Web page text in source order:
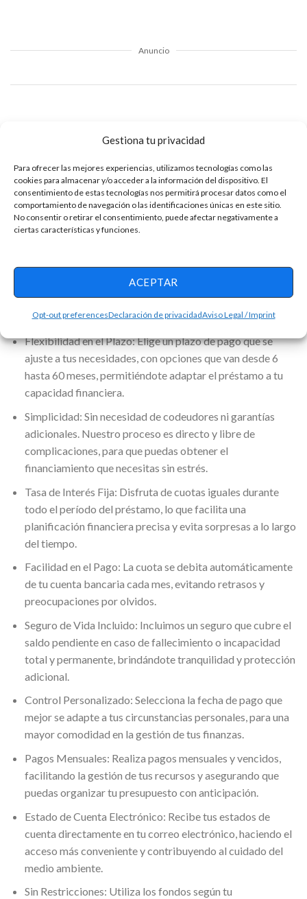
Gestiona tu privacidad
Para ofrecer las mejores experiencias, utilizamos tecnologías como las
cookies para almacenar y/o acceder a la información del dispositivo. El
consentimiento de estas tecnologías nos permitirá procesar datos como el
comportamiento de navegación o las identificaciones únicas en este sitio.
No consentir o retirar el consentimiento, puede afectar negativamente a
ciertas características y funciones.
ACEPTAR
Opt-out preferencesDeclaración de privacidadAviso Legal / Imprint
Anuncio
menos $1.500.000 para calificar.
Documentación: Presenta una fotocopia ampliada al
150% de tu documento de identidad para validar tu
identidad.
Documentación Requerida: Dependiendo de tu ocupación,
Ventajas del Préstamo Personalizado
Flexibilidad en el Plazo: Elige un plazo de pago que se
ajuste a tus necesidades, con opciones que van desde 6
hasta 60 meses, permitiéndote adaptar el préstamo a tu
capacidad financiera.
Simplicidad: Sin necesidad de codeudores ni garantías
adicionales. Nuestro proceso es directo y libre de
complicaciones, para que puedas obtener el
financiamiento que necesitas sin estrés.
Tasa de Interés Fija: Disfruta de cuotas iguales durante
todo el período del préstamo, lo que facilita una
planificación financiera precisa y evita sorpresas a lo largo
del tiempo.
Facilidad en el Pago: La cuota se debita automáticamente
de tu cuenta bancaria cada mes, evitando retrasos y
preocupaciones por olvidos.
Seguro de Vida Incluido: Incluimos un seguro que cubre el
saldo pendiente en caso de fallecimiento o incapacidad
total y permanente, brindándote tranquilidad y protección
adicional.
Control Personalizado: Selecciona la fecha de pago que
mejor se adapte a tus circunstancias personales, para una
mayor comodidad en la gestión de tus finanzas.
Pagos Mensuales: Realiza pagos mensuales y vencidos,
facilitando la gestión de tus recursos y asegurando que
puedas organizar tu presupuesto con anticipación.
Estado de Cuenta Electrónico: Recibe tus estados de
cuenta directamente en tu correo electrónico, haciendo el
acceso más conveniente y contribuyendo al cuidado del
medio ambiente.
Sin Restricciones: Utiliza los fondos según tu